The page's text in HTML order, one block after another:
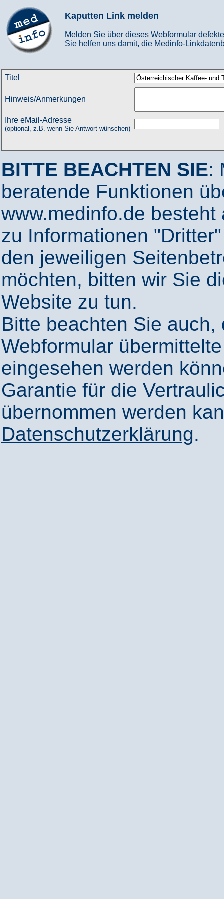
Kaputten Link melden
Melden Sie über dieses Webformular
Sie helfen uns damit, die Medinfo-
Titel
Hinweis/Anmerkungen
Ihre eMail-Adresse
(optional, z.B. wenn Sie Antwort wünschen)
BITTE BEACHTEN SIE:
beratende Funktionen
www.medinfo.de
zu Informationen
den jeweiligen
möchten, bitten wir Sie
Website zu tun.
Bitte beachten Sie
Webformular
eingesehen werden
Garantie für die
übernommen werden
Datenschutzerklärung.